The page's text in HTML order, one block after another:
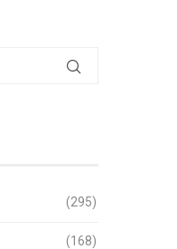
(295)
(168)